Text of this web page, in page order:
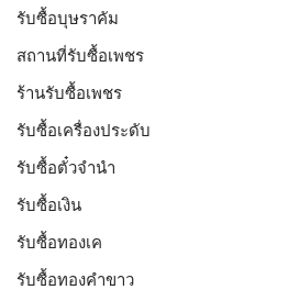
รับซื้อบุษราคัม
สถานที่รับซื้อเพชร
ร้านรับซื้อเพชร
รับซื้อเครื่องประดับ
รับซื้อตั๋วจำนำ
รับซื้อเงิน
รับซื้อทองเค
รับซื้อทองคำขาว